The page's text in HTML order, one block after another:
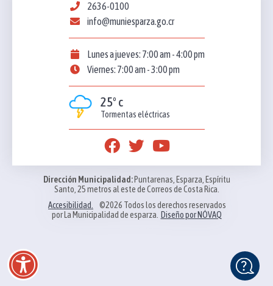
2636-0100
info@muniesparza.go.cr
Lunes a jueves: 7:00 am - 4:00 pm
Viernes: 7:00 am - 3:00 pm
25º c
Tormentas eléctricas
Dirección Municipalidad:Puntarenas, Esparza, Espíritu
Santo, 25 metros al este de Correos de Costa Rica.
Accesibilidad.
©2026 Todos los derechos reservados
por La Municipalidad de esparza.
Diseño por NÓVAQ